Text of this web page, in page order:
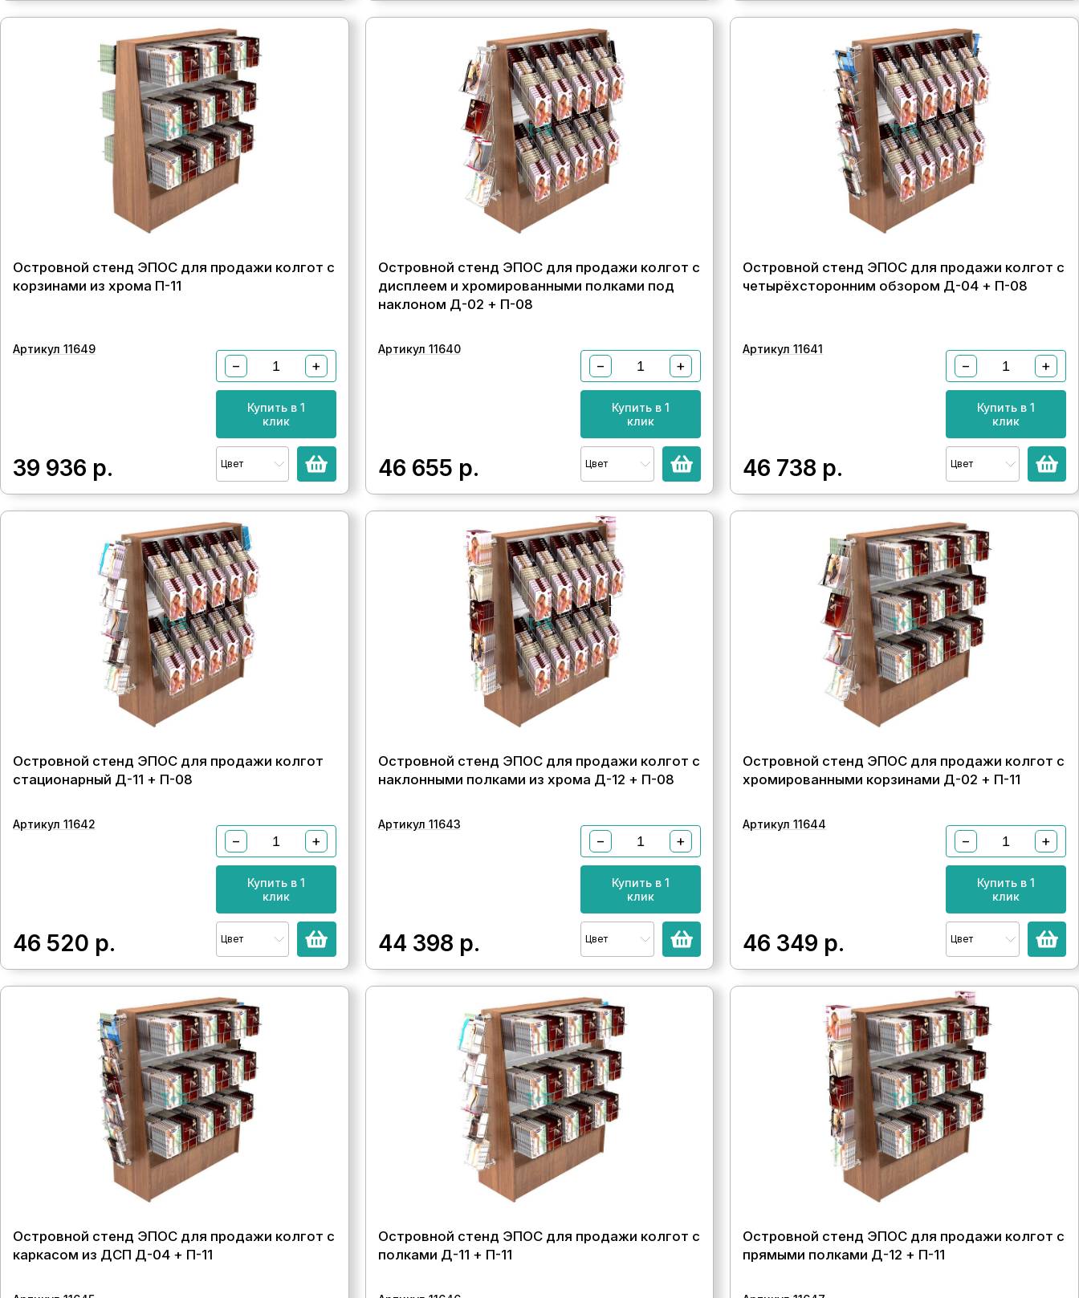
Островной стенд ЭПОС для продажи колгот с
корзинами из хрома П-11
Артикул 11649
39 936 р.
− +
Купить в 1
клик
Цвет
Островной стенд ЭПОС для продажи колгот с
дисплеем и хромированными полками под
наклоном Д-02 + П-08
Артикул 11640
46 655 р.
− +
Купить в 1
клик
Цвет
Островной стенд ЭПОС для продажи колгот с
четырёхсторонним обзором Д-04 + П-08
Артикул 11641
46 738 р.
− +
Купить в 1
клик
Цвет
Островной стенд ЭПОС для продажи колгот
стационарный Д-11 + П-08
Артикул 11642
46 520 р.
− +
Купить в 1
клик
Цвет
Островной стенд ЭПОС для продажи колгот с
наклонными полками из хрома Д-12 + П-08
Артикул 11643
44 398 р.
− +
Купить в 1
клик
Цвет
Островной стенд ЭПОС для продажи колгот с
хромированными корзинами Д-02 + П-11
Артикул 11644
46 349 р.
− +
Купить в 1
клик
Цвет
Островной стенд ЭПОС для продажи колгот с
каркасом из ДСП Д-04 + П-11
Островной стенд ЭПОС для продажи колгот с
полками Д-11 + П-11
Островной стенд ЭПОС для продажи колгот с
прямыми полками Д-12 + П-11